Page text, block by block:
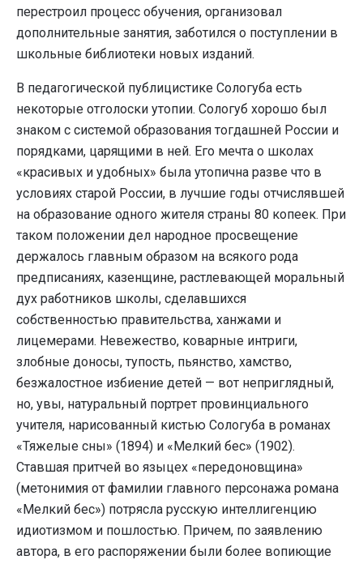
перестроил процесс обучения, организовал
дополнительные занятия, заботился о поступлении в
школьные библиотеки новых изданий.
В педагогической публицистике Сологуба есть
некоторые отголоски утопии. Сологуб хорошо был
знаком с системой образования тогдашней России и
порядками, царящими в ней. Его мечта о школах
«красивых и удобных» была утопична разве что в
условиях старой России, в лучшие годы отчислявшей
на об­разование одного жителя страны 80 копеек. При
таком положении дел народное про­свещение
держалось главным образом на всякого рода
предписаниях, казенщине, растлевающей моральный
дух работников школы, сделавшихся
собственностью пра­вительства, ханжами и
лицемерами. Невежество, коварные интриги,
злобные доносы, тупость, пьянство, хамство,
безжалостное избиение детей — вот неприглядный,
но, увы, натуральный порт­рет провинциального
учителя, нарисован­ный кистью Сологуба в романах
«Тяжелые сны» (1894) и «Мелкий бес» (1902).
Ставшая притчей во языцех «передоновщина»
(метонимия от фамилии главного персонажа романа
«Мелкий бес») потрясла русскую интеллигенцию
идиотизмом и пошлостью. Причем, по заяв­лению
автора, в его распоряжении были более вопиющие